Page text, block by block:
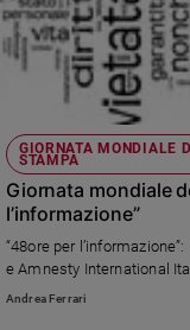
GIORNATA MONDIALE
STAMPA
Giornata mondiale
l’informazione”
“48ore per
e Amnesty International
Andrea Ferrari